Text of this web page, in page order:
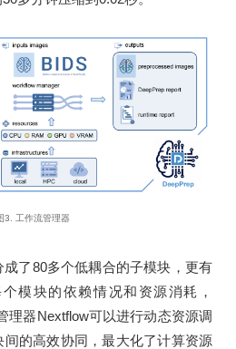
3. 工作流管理器
了80多个低耦合的子模块，更有
模块的依赖情况和资源消耗，
理器Nextflow可以进行动态资源调
间的高效协同，最大化了计算资源